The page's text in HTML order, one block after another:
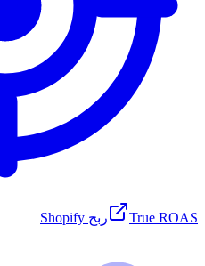
True ROAS ربح Shopify